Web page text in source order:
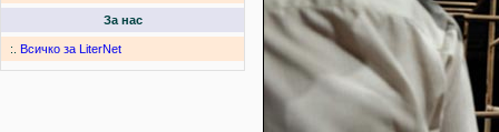
За нас
:. Всичко за LiterNet